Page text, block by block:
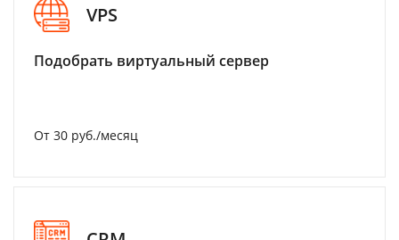
VPS
Подобрать виртуальный сервер
От 30 руб./месяц